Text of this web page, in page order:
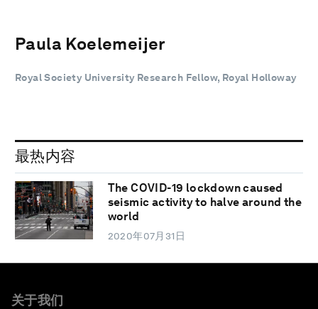
Paula Koelemeijer
Royal Society University Research Fellow, Royal Holloway
最热内容
The COVID-19 lockdown caused
seismic activity to halve around the
world
2020年07月31日
关于我们